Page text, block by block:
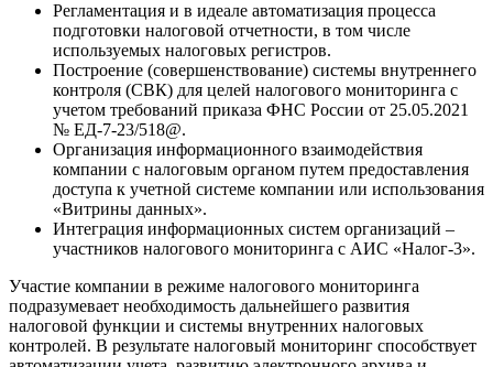
Регламентация и в идеале автоматизация процесса
подготовки налоговой отчетности, в том числе
используемых налоговых регистров.
Построение (совершенствование) системы внутреннего
контроля (СВК) для целей налогового мониторинга с
учетом требований приказа ФНС России от 25.05.2021
№ ЕД-7-23/518@.
Организация информационного взаимодействия
компании с налоговым органом путем предоставления
доступа к учетной системе компании или использования
«Витрины данных».
Интеграция информационных систем организаций –
участников налогового мониторинга с АИС «Налог-3».
Участие компании в режиме налогового мониторинга
подразумевает необходимость дальнейшего развития
налоговой функции и системы внутренних налоговых
контролей. В результате налоговый мониторинг способствует